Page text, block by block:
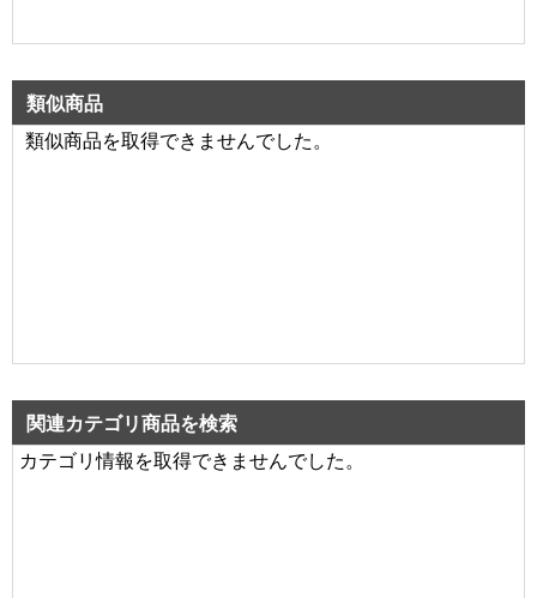
類似商品
類似商品を取得できませんでした。
関連カテゴリ商品を検索
カテゴリ情報を取得できませんでした。